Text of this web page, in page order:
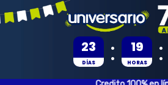
23
DÍAS : 19
HORAS :